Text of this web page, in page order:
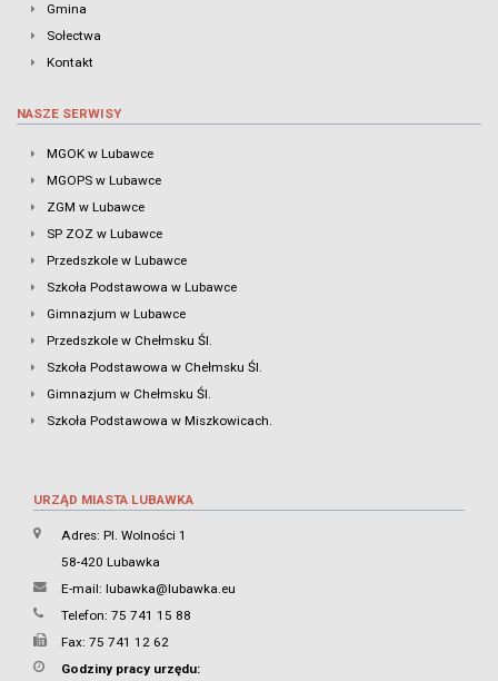
Gmina
Sołectwa
Kontakt
NASZE SERWISY
MGOK w Lubawce
MGOPS w Lubawce
ZGM w Lubawce
SP ZOZ w Lubawce
Przedszkole w Lubawce
Szkoła Podstawowa w Lubawce
Gimnazjum w Lubawce
Przedszkole w Chełmsku Śl.
Szkoła Podstawowa w Chełmsku Śl.
Gimnazjum w Chełmsku Śl.
Szkoła Podstawowa w Miszkowicach.
URZĄD MIASTA LUBAWKA
Adres: Pl. Wolności 1
58-420 Lubawka
E-mail: lubawka@lubawka.eu
Telefon: 75 741 15 88
Fax: 75 741 12 62
Godziny pracy urzędu: